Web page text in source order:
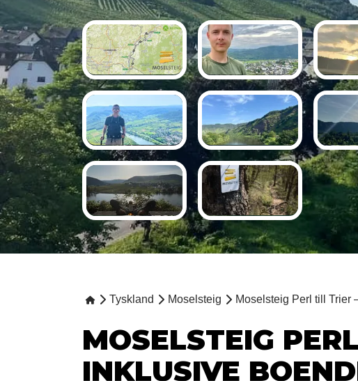
Tyskland Moselsteig Moselsteig Perl till Trier
MOSELSTEIG
INKLUSIVE